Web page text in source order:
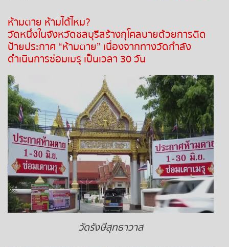
ถ่ายทอดสดหวยธกส.
ถ่ายทอดสดหวยลาว
ถ่ายทอดสดหวยลาว ซุปเปอร์
ถ่ายทอดสดหวยฮานอย
ถ่ายทอดสดหวยฮานอยพิเศษ
ถ่ายทอดสดหวยมาเลย์
ถ่ายทอดสดหวยญีปุ่น
ถ่ายทอดสดหวยไต้หวัน
ห้ามตาย ห้ามได้ไหม?
วัดหนึ่งในจังหวัดชลบุรีสร้างกุโศลบายด้วยการติด
ป้ายประกาศ “ห้ามตาย” เนื่องจากทางวัดกำลัง
ดำเนินการซ่อมเมรุ เป็นเวลา 30 วัน
วัดรังษีสุทธาวาส